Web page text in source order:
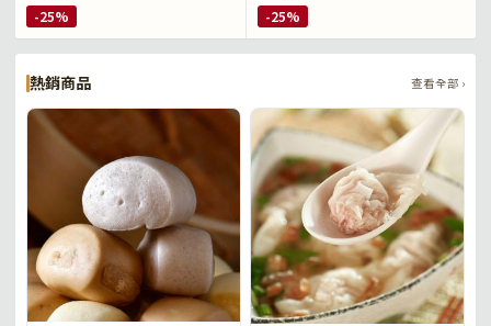
-25% -25%
熱銷商品 查看全部 ›